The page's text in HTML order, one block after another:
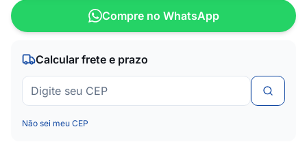
Compre no WhatsApp
Calcular frete e prazo
Não sei meu CEP